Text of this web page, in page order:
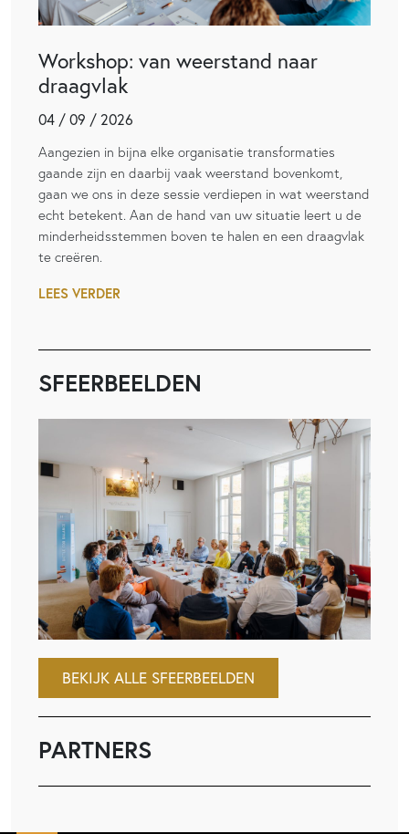
Workshop: van weerstand naar
draagvlak
04 / 09 / 2026
Aangezien in bijna elke organisatie transformaties
gaande zijn en daarbij vaak weerstand bovenkomt,
gaan we ons in deze sessie verdiepen in wat weerstand
echt betekent. Aan de hand van uw situatie leert u de
minderheidsstemmen boven te halen en een draagvlak
te creëren.
LEES VERDER
SFEERBEELDEN
BEKIJK ALLE SFEERBEELDEN
PARTNERS